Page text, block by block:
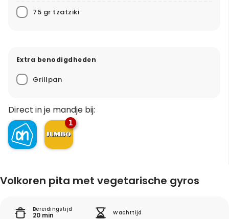
75 gr tzatziki
Extra benodigdheden
Grillpan
Direct in je mandje bij:
1
Volkoren pita met vegetarische gyros
Bereidingstijd
20 min Wachttijd